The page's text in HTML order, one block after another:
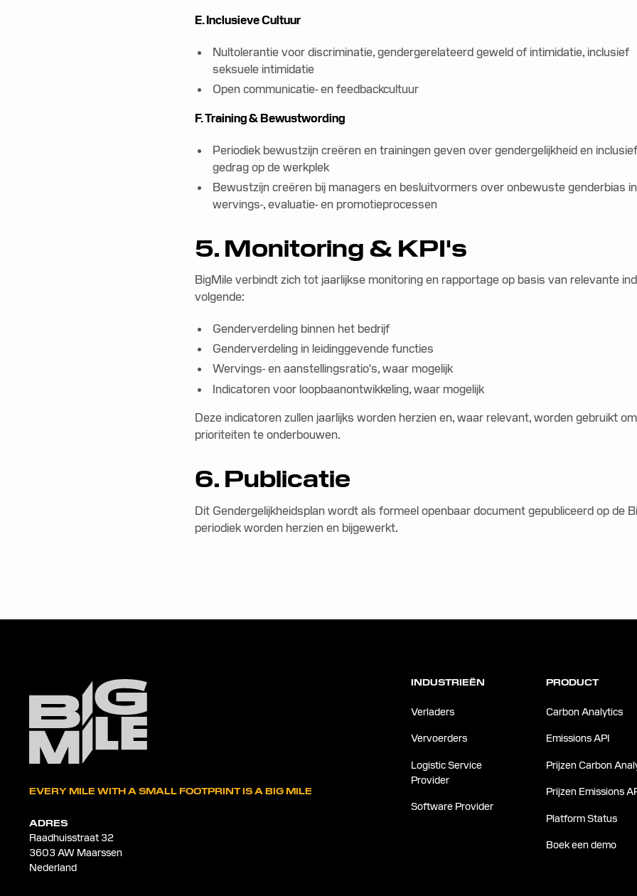
E. Inclusieve Cultuur
Nultolerantie voor discriminatie, gendergerelateerd geweld of intimidatie, inclusief
seksuele intimidatie
Open communicatie- en feedbackcultuur
F. Training & Bewustwording
Periodiek bewustzijn creëren en trainingen geven over gendergelijkheid en
gedrag op de werkplek
Bewustzijn creëren bij managers en besluitvormers over onbewuste genderbias in
wervings-, evaluatie- en promotieprocessen
5. Monitoring & KPI's
BigMile verbindt zich tot jaarlijkse monitoring en rapportage op basis van relevante
volgende:
Genderverdeling binnen het bedrijf
Genderverdeling in leidinggevende functies
Wervings- en aanstellingsratio's, waar mogelijk
Indicatoren voor loopbaanontwikkeling, waar mogelijk
Deze indicatoren zullen jaarlijks worden herzien en, waar relevant, worden gebruikt
prioriteiten te onderbouwen.
6. Publicatie
Dit Gendergelijkheidsplan wordt als formeel openbaar document gepubliceerd op de
periodiek worden herzien en bijgewerkt.
EVERY MILE WITH A SMALL FOOTPRINT IS A BIG MILE
ADRES
Raadhuisstraat 32
3603 AW Maarssen
Nederland
INDUSTRIEËN
Verladers
Vervoerders
Logistic Service
Provider
Software Provider
PRODUCT
Carbon Analytics
Emissions API
Prijzen Carbon
Prijzen Emissions
Platform Status
Boek een demo